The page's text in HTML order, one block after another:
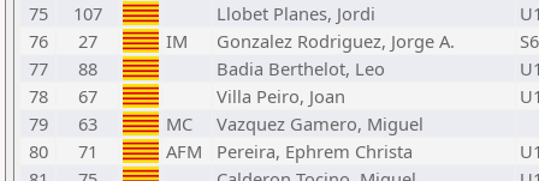
75
107 Llobet Planes, Jordi
76
27 IM Gonzalez Rodriguez, Jorge A.
77
88 Badia Berthelot, Leo
78
67 Villa Peiro, Joan
79
63 MC
Vazquez Gamero, Miguel
80
71 AFM Pereira, Ephrem Christa